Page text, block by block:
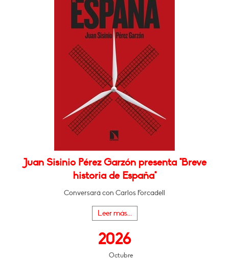
Juan Sisinio Pérez Garzón presenta "Breve
historia de España"
Conversará con Carlos Forcadell
Leer más...
2026
Octubre